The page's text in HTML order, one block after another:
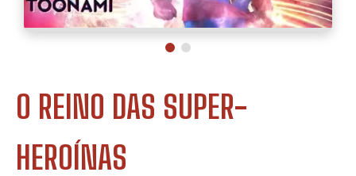
O REINO DAS SUPER-
HEROÍNAS